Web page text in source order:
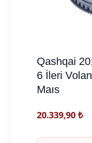
Qashqai
6 İleri
Maıs
20.339,90 ₺